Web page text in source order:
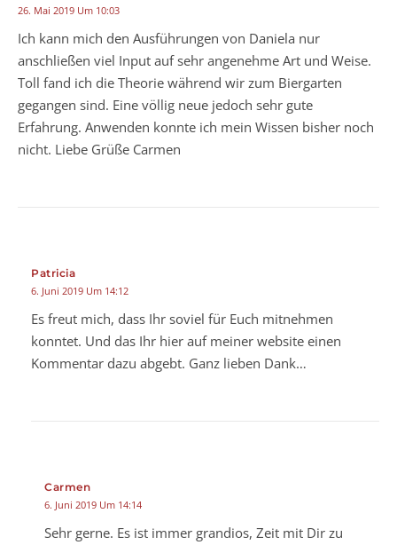
26. Mai 2019 Um 10:03
Ich kann mich den Ausführungen von Daniela nur
anschließen viel Input auf sehr angenehme Art und Weise.
Toll fand ich die Theorie während wir zum Biergarten
gegangen sind. Eine völlig neue jedoch sehr gute
Erfahrung. Anwenden konnte ich mein Wissen bisher noch
nicht. Liebe Grüße Carmen
Patricia
6. Juni 2019 Um 14:12
Es freut mich, dass Ihr soviel für Euch mitnehmen
konntet. Und das Ihr hier auf meiner website einen
Kommentar dazu abgebt. Ganz lieben Dank…
Carmen
6. Juni 2019 Um 14:14
Sehr gerne. Es ist immer grandios, Zeit mit Dir zu